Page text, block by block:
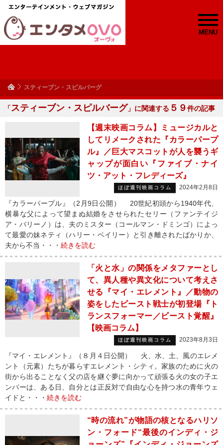
MENU
スティーブン・スピルバーグ
「スティーブン・スピルバーグ 」に関連する ５９件の記事
【週末映画コラム】ミュージカルと
してリメークされた『カラーパープ
ル』／巨大マスコットが人を襲うギ
ャップが面白い『ファイブ・ナイ
ツ・アット・フレディーズ』
ほぼ週刊映画コラム 2024年2月8日
『カラーパープル』（2月9日公開） 20世紀初頭から1940年代、
横暴な父によって望まぬ結婚をさせられたセリー（ファンテイジ
ア・バリーノ）は、夫のミスター（コールマン・ドミンゴ）によっ
て最愛の妹ネティ（ハリー・ベイリー）と引き離されたばかりか、
夫から不当・・・ 続きを読む
「火と水」の関係をメタファーとし
て、異人種や異文化について考えさ
せる『マイ・エレメント』／動物の
姿をしたビースト戦士が初登場『ト
ランスフォーマー／ビースト覚醒』
【映画コラム】
ほぼ週刊映画コラム 2023年8月3日
『マイ・エレメント』（８月４日公開） 火、水、土、風のエレメ
ント（元素）たちが暮らすエレメント・シティ。家族のために火の
街から出ることなく父の店を継ぐ夢に向かって頑張る火の女の子エ
ンバーは、ある日、自分とは正反対で自由な心を持つ水の青年ウェ
イドと・・・ 続きを読む
“時の流れ”が物語の核となるハリソ
ン・フォード“最後のインディ・ジ